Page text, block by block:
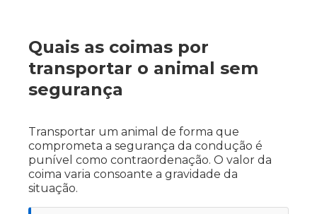
Quais as coimas por
transportar o animal sem
segurança
Transportar um animal de forma que
comprometa a segurança da condução é
punível como contraordenação. O valor da
coima varia consoante a gravidade da
situação.